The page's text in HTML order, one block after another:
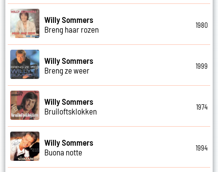
Willy Sommers
Breng haar rozen
1980
Willy Sommers
Breng ze weer
1999
Willy Sommers
Bruiloftsklokken
1974
Willy Sommers
Buona notte
1994